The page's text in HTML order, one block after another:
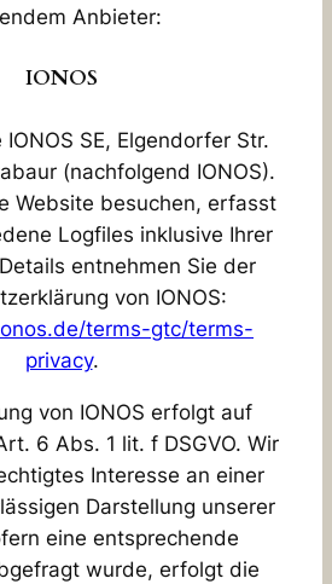
Anbieter:
IONOS
SE, Elgendorfer Str.
(nachfolgend IONOS).
Website besuchen, erfasst
Logfiles inklusive Ihrer
entnehmen Sie der
von IONOS:
terms-gtc/terms-
privacy.
von IONOS erfolgt auf
6 Abs. 1 lit. f DSGVO. Wir
Interesse an einer
Darstellung unserer
eine entsprechende
wurde, erfolgt die